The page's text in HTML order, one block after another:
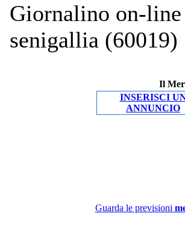
Giornalino on-
senigallia (60019)
Il
INSERISCI
ANNUNCIO
Guarda le previsioni